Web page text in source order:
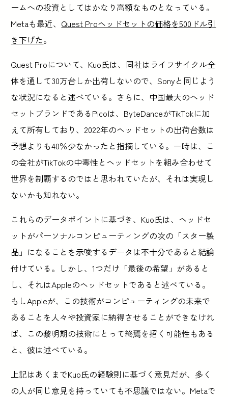
ームへの投資としてはかなり高額なものとなっている。
Metaも最近、 Quest Proヘッドセットの価格を500ドル引
き下げた。
Quest Proについて、Kuo氏は、同社はライフサイクル全
体を通して30万台しか出荷しないので、Sonyと同じよう
な状況になると述べている。さらに、中国最大のヘッド
セットブランドであるPicoは、ByteDanceがTikTokに加
えて所有しており、2022年のヘッドセットの出荷台数は
予想よりも40％少なかったと指摘している。一時は、こ
の会社がTikTokの中毒性とヘッドセットを組み合わせて
世界を制覇するのではと思われていたが、それは実現し
ないかも知れない。
これらのデータポイントに基づき、Kuo氏は、ヘッドセ
ットがパーソナルコンピューティングの次の「スター製
品」になることを示唆するデータは不十分であると結論
付けている。しかし、1つだけ「最後の希望」があると
し、それはAppleのヘッドセットであると述べている。
もしAppleが、この技術がコンピューティングの未来で
あることを人々や投資家に納得させることができなけれ
ば、この黎明期の技術にとって終焉を招く可能性もある
と、彼は述べている。
上記はあくまでKuo氏の経験則に基づく意見だが、多く
の人が同じ意見を持っていても不思議ではない。Metaで